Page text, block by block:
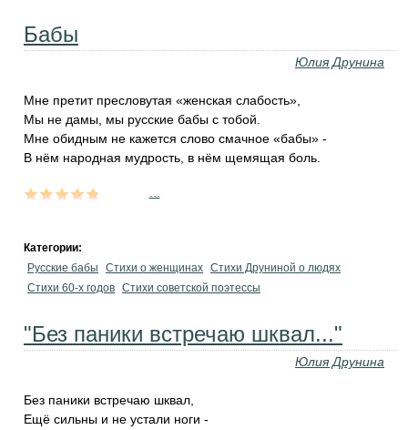
Бабы
Юлия Друнина
Мне претит пресловутая «женская слабость»,
Мы не дамы, мы русские бабы с тобой.
Мне обидным не кажется слово смачное «бабы» -
В нём народная мудрость, в нём щемящая боль.
Категории:
Русские бабы
Стихи о женщинах Стихи Друниной о людях
Стихи 60-х годов Стихи советской поэтессы
"Без паники встречаю шквал..."
Юлия Друнина
Без паники встречаю шквал,
Ещё сильны и не устали ноги -